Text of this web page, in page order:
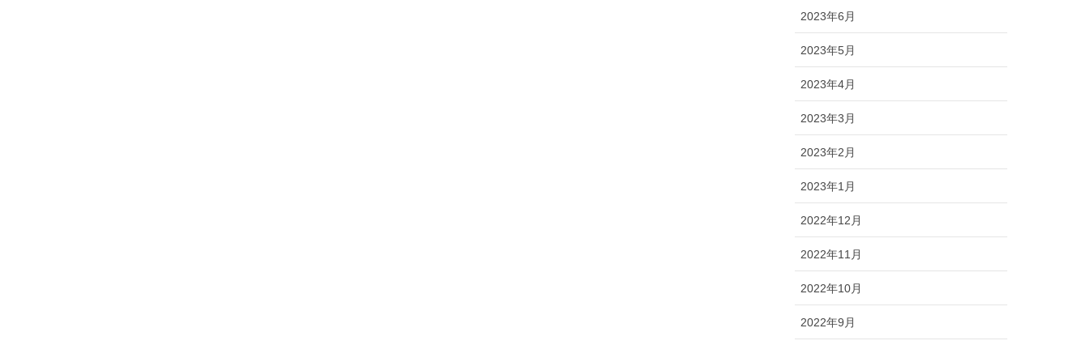
2023年6月
2023年5月
2023年4月
2023年3月
2023年2月
2023年1月
2022年12月
2022年11月
2022年10月
2022年9月